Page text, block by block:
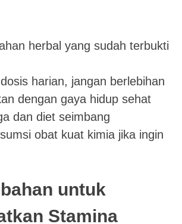
herbal yang sudah terbukti
harian, jangan berlebihan
dengan gaya hidup sehat
dan diet seimbang
obat kuat kimia jika ingin
untuk
Stamina